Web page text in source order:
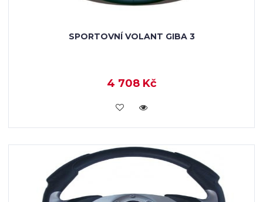
SPORTOVNÍ VOLANT GIBA 3
4 708 Kč
KOUPIT